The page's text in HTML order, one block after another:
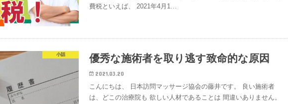
費税といえば、 2021年4月1…
小話 優秀な施術者を取り逃す致命的な原因
2021.03.20
こんにちは、 日本訪問マッサージ協会の藤井です。 良い施術者
は、どこの治療院も 欲しい人材であることは 間違いありません。